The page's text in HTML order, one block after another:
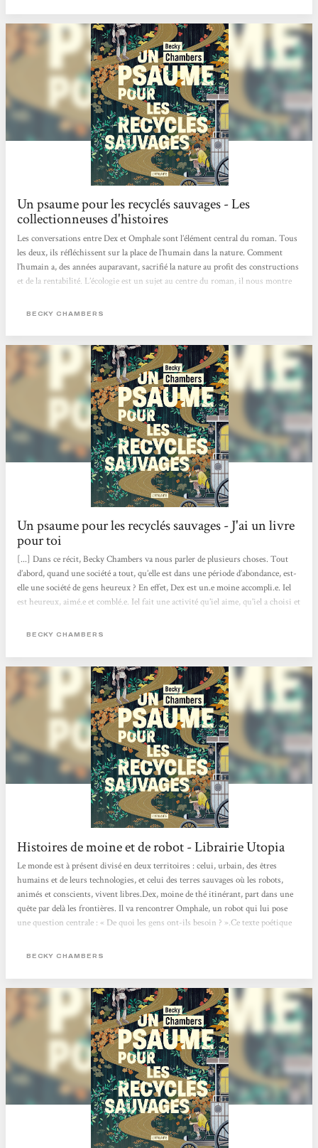
Un psaume pour les recyclés sauvages - Les
collectionneuses d'histoires
Les conversations entre Dex et Omphale sont l’élément central du roman. Tous
les deux, ils réfléchissent sur la place de l’humain dans la nature. Comment
l’humain a, des années auparavant, sacrifié la nature au profit des constructions
et de la rentabilité. L’écologie est un sujet au centre du roman, il nous montre
ils la respectent et vivent en harmonie avec elle.Un autre point qui revient dans
besoin d’objectifs, d’un but pour...
BECKY CHAMBERS
Un psaume pour les recyclés sauvages - J'ai un livre
pour toi
[...] Dans ce récit, Becky Chambers va nous parler de plusieurs choses. Tout
d’abord, quand une société a tout, qu’elle est dans une période d’abondance, est-
elle une société de gens heureux ? En effet, Dex est un.e moine accompli.e. Iel
est heureux, aimé.e et comblé.e. Iel fait une activité qu’iel aime, qu’iel a choisi et
monastère et d’écouter des chants de grillons.. En parlant avec Omphale, un
BECKY CHAMBERS
Histoires de moine et de robot - Librairie Utopia
Le monde est à présent divisé en deux territoires : celui, urbain, des êtres
humains et de leurs technologies, et celui des terres sauvages où les robots,
animés et conscients, vivent libres.Dex, moine de thé itinérant, part dans une
quête par delà les frontières. Il va rencontrer Omphale, un robot qui lui pose
une question centrale : « De quoi les gens ont-ils besoin ? ».Ce texte poétique
récit d’amitié et de quête de soi, qui imagine des relations apaisées entre
BECKY CHAMBERS